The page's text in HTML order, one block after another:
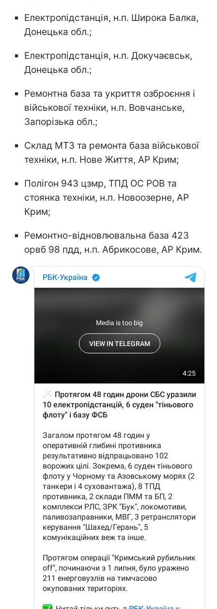
Електропідстанція, н.п. Широка Балка,
Донецька обл.;
Електропідстанція, н.п. Докучаєвськ,
Донецька обл.;
Ремонтна база та укриття озброєння і
військової техніки, н.п. Вовчанське,
Запорізька обл.;
Склад МТЗ та ремонта база військової
техніки, н.п. Нове Життя, АР Крим;
Полігон 943 цзмр, ТПД ОС РОВ та
стоянка техніки, н.п. Новоозерне, АР
Крим;
Ремонтно-відновлювальна база 423
орвб 98 пдд, н.п. Абрикосове, АР Крим.